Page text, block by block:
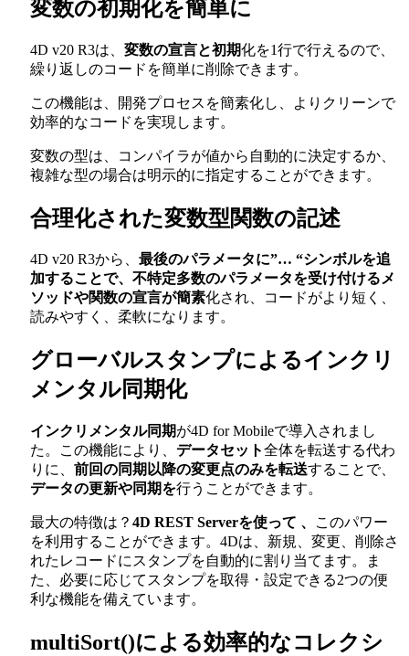
変数の初期化を簡単に
4D v20 R3は、 変数の宣言と初期化を1行で行えるので、
繰り返しのコードを簡単に削除できます。
この機能は、開発プロセスを簡素化し、よりクリーンで
効率的なコードを実現します。
変数の型は、コンパイラが値から自動的に決定するか、
複雑な型の場合は明示的に指定することができます。
合理化された変数型関数の記述
4D v20 R3から、 最後のパラメータに”… “シンボルを追
加することで、不特定多数のパラメータを受け付けるメ
ソッドや関数の宣言が簡素化され、コードがより短く、
読みやすく、柔軟になります。
グローバルスタンプによるインクリ
メンタル同期化
インクリメンタル同期が4D for Mobileで導入されまし
た。この機能により、 データセット全体を転送する代わ
りに、 前回の同期以降の変更点のみを転送することで、
データの更新や同期を行うことができます。
最大の特徴は？ 4D REST Serverを使って 、
このパワー
を利用することができます。4Dは、新規、変更、削除さ
れたレコードにスタンプを自動的に割り当てます。ま
た、必要に応じてスタンプを取得・設定できる2つの便
利な機能を備えています。
multiSort()による効率的なコレクシ